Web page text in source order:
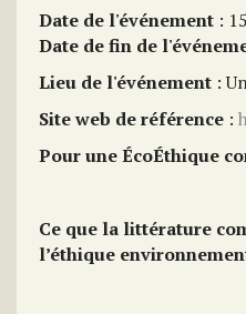
Date de l'événement :
Date de fin de
Lieu de l'événement :
Site web de référence :
Pour une ÉcoÉthique
Ce que la littérature
l’éthique